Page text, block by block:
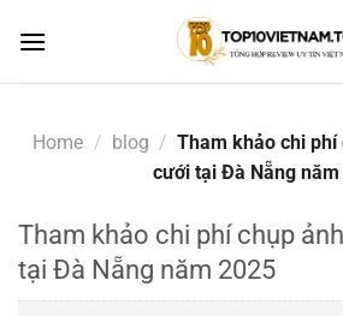
Home / blog / Tham khảo chi
cưới tại Đà Nẵng năm
Tham khảo chi phí chụp
tại Đà Nẵng năm 2025